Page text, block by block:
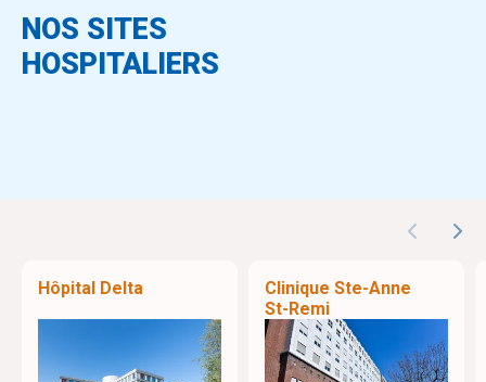
NOS SITES
HOSPITALIERS
Previous
Hôpital Delta
Clinique Ste-Anne
St-Remi